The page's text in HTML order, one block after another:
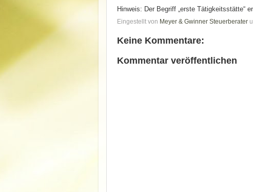
Hinweis: Der Begriff „erste Tätigkeitsstätte“
Eingestellt von Meyer & Gwinner Steuerberater
Keine Kommentare:
Kommentar veröffentlichen